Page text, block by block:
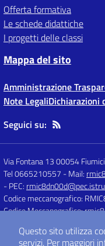
Offerta formativa
Le schede didattiche
I progetti delle classi
Mappa del sito
Amministrazione
Note LegaliDichiarazioni
Seguici su:
Via Fontana 13 00054
Tel 0665210557 - Mail:
- PEC:
Codice meccanografico:
Codice Meccanografico:
Questo sito utilizza
servizi. Per maggiori